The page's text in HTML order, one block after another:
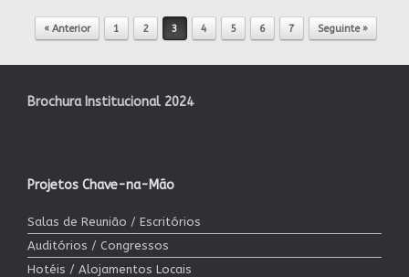
« Anterior 1 2 3 4 5 6 7 Seguinte »
Brochura Institucional 2024
Projetos Chave-na-Mão
Salas de Reunião / Escritórios
Auditórios / Congressos
Hotéis / Alojamentos Locais